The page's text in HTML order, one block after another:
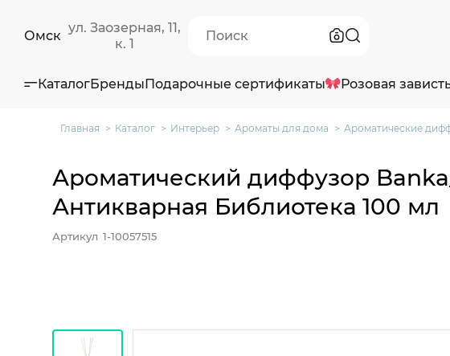
Омск
ул. Заозерная, 11,
к. 1
КаталогБрендыПодарочные сертификаты Розовая
Главная Каталог Интерьер Ароматы для дома Ароматические
Ароматический диффузор
Антикварная Библиотека 100 мл
Артикул 1-10057515